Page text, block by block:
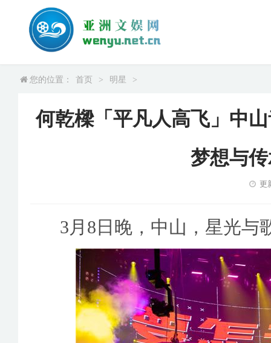
您的位置： 首页 > 明星 >
何乾樑「平凡人高飞」中
梦想与
更
3月8日晚，中山，星光与